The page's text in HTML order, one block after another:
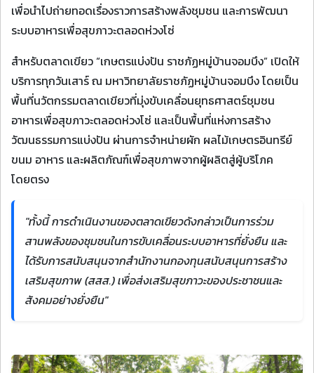
เพื่อนำไปถ่ายทอดเรื่องราวการสร้างพลังชุมชน และการพัฒนา
ระบบอาหารเพื่อสุขภาวะตลอดห่วงโซ่
สำหรับตลาดเขียว “เกษตรแบ่งปัน ราชภัฏหมู่บ้านจอมบึง” เปิดให้
บริการทุกวันเสาร์ ณ มหาวิทยาลัยราชภัฏหมู่บ้านจอมบึง โดยเป็น
พื้นที่นวัตกรรมตลาดเขียวที่มุ่งขับเคลื่อนยุทธศาสตร์ชุมชน
อาหารเพื่อสุขภาวะตลอดห่วงโซ่ และเป็นพื้นที่แห่งการสร้าง
วัฒนธรรมการแบ่งปัน ผ่านการจำหน่ายผัก ผลไม้เกษตรอินทรีย์
ขนม อาหาร และผลิตภัณฑ์เพื่อสุขภาพจากผู้ผลิตสู่ผู้บริโภค
โดยตรง
"ทั้งนี้ การดำเนินงานของตลาดเขียวดังกล่าวเป็นการร่วม
สานพลังของชุมชนในการขับเคลื่อนระบบอาหารที่ยั่งยืน และ
ได้รับการสนับสนุนจากสำนักงานกองทุนสนับสนุนการสร้าง
เสริมสุขภาพ (สสส.) เพื่อส่งเสริมสุขภาวะของประชาชนและ
สังคมอย่างยั่งยืน"